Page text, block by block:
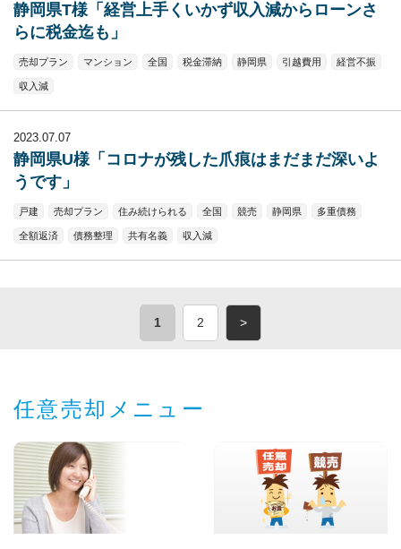
静岡県T様「経営上手くいかず収入減からローンさ
らに税金迄も」
売却プラン マンション 全国 税金滞納 静岡県 引越費用 経営不振
収入減
2023.07.07
静岡県U様「コロナが残した爪痕はまだまだ深いよ
うです」
戸建 売却プラン 住み続けられる 全国 競売 静岡県 多重債務
全額返済 債務整理 共有名義 収入減
1 2 >
任意売却メニュー